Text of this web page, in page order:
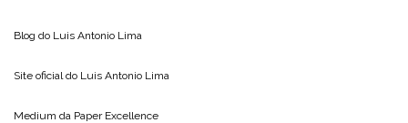
Blog do Luis Antonio Lima
Site oficial do Luis Antonio Lima
Medium da Paper Excellence